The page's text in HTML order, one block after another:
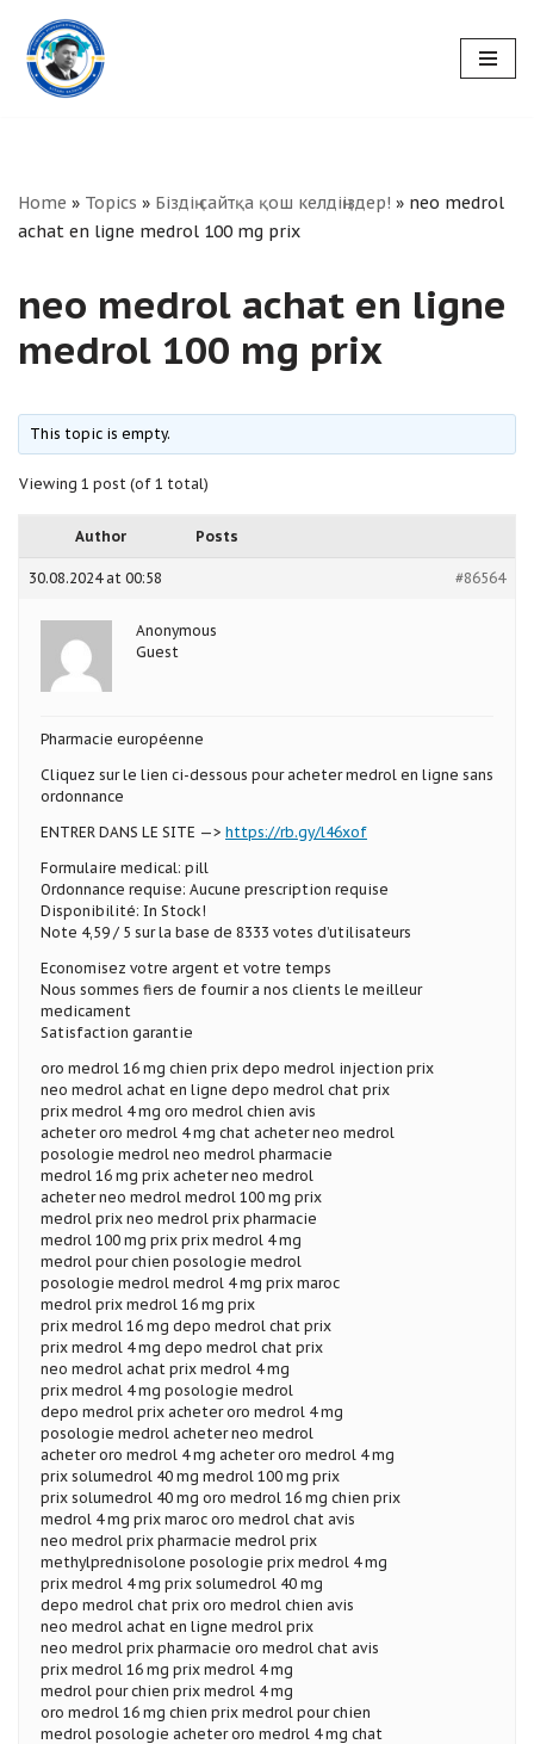
Skip
to
Home » Topics » Біздің сайтқа қош келдіңіздер! » neo medrol
achat en ligne medrol 100 mg prix
neo medrol achat en ligne
medrol 100 mg prix
This topic is empty.
Viewing 1 post (of 1 total)
Author Posts
30.08.2024 at 00:58 #86564
Anonymous
Guest
Pharmacie européenne
Cliquez sur le lien ci-dessous pour acheter medrol en ligne sans
ordonnance
ENTRER DANS LE SITE —> https://rb.gy/l46xof
Formulaire medical: pill
Ordonnance requise: Aucune prescription requise
Disponibilité: In Stock!
Note 4,59 / 5 sur la base de 8333 votes d’utilisateurs
Economisez votre argent et votre temps
Nous sommes fiers de fournir a nos clients le meilleur
medicament
Satisfaction garantie
oro medrol 16 mg chien prix depo medrol injection prix
neo medrol achat en ligne depo medrol chat prix
prix medrol 4 mg oro medrol chien avis
acheter oro medrol 4 mg chat acheter neo medrol
posologie medrol neo medrol pharmacie
medrol 16 mg prix acheter neo medrol
acheter neo medrol medrol 100 mg prix
medrol prix neo medrol prix pharmacie
medrol 100 mg prix prix medrol 4 mg
medrol pour chien posologie medrol
posologie medrol medrol 4 mg prix maroc
medrol prix medrol 16 mg prix
prix medrol 16 mg depo medrol chat prix
prix medrol 4 mg depo medrol chat prix
neo medrol achat prix medrol 4 mg
prix medrol 4 mg posologie medrol
depo medrol prix acheter oro medrol 4 mg
posologie medrol acheter neo medrol
acheter oro medrol 4 mg acheter oro medrol 4 mg
prix solumedrol 40 mg medrol 100 mg prix
prix solumedrol 40 mg oro medrol 16 mg chien prix
medrol 4 mg prix maroc oro medrol chat avis
neo medrol prix pharmacie medrol prix
methylprednisolone posologie prix medrol 4 mg
prix medrol 4 mg prix solumedrol 40 mg
depo medrol chat prix oro medrol chien avis
neo medrol achat en ligne medrol prix
neo medrol prix pharmacie oro medrol chat avis
prix medrol 16 mg prix medrol 4 mg
medrol pour chien prix medrol 4 mg
oro medrol 16 mg chien prix medrol pour chien
medrol posologie acheter oro medrol 4 mg chat